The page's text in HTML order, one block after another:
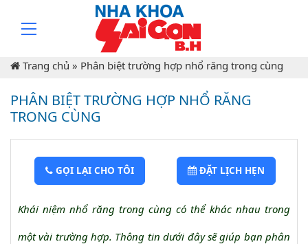
Trang chủ » Phân biệt trường hợp nhổ răng trong cùng
PHÂN BIỆT TRƯỜNG HỢP NHỔ RĂNG
TRONG CÙNG
GỌI LẠI CHO TÔI ĐẶT LỊCH HẸN
Khái niệm nhổ răng trong cùng có thể khác nhau trong
một vài trường hợp. Thông tin dưới đây sẽ giúp bạn phân